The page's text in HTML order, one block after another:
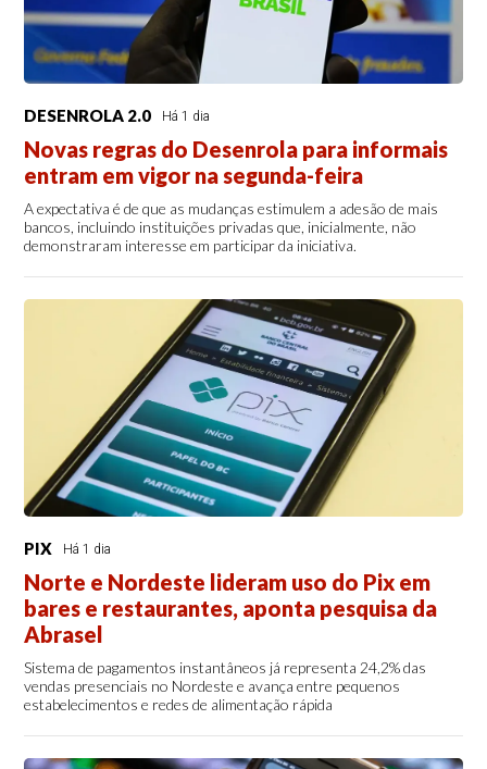
DESENROLA 2.0 Há 1 dia
Novas regras do Desenrola para informais
entram em vigor na segunda-feira
A expectativa é de que as mudanças estimulem a adesão de mais
bancos, incluindo instituições privadas que, inicialmente, não
demonstraram interesse em participar da iniciativa.
PIX Há 1 dia
Norte e Nordeste lideram uso do Pix em
bares e restaurantes, aponta pesquisa da
Abrasel
Sistema de pagamentos instantâneos já representa 24,2% das
vendas presenciais no Nordeste e avança entre pequenos
estabelecimentos e redes de alimentação rápida